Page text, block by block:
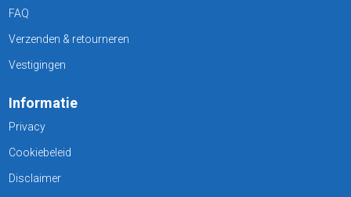
FAQ
Verzenden & retourneren
Vestigingen
Informatie
Privacy
Cookiebeleid
Disclaimer